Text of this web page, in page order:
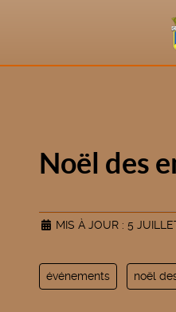
Noël des
MIS À JOUR : 5
événements noël